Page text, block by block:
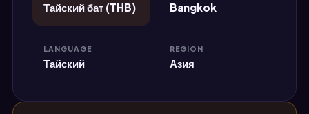
Тайский бат (THB) Bangkok
LANGUAGE
Тайский
REGION
Азия